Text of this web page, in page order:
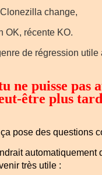
change,
OK, récente KO.
de régression utile
ne puisse pas
être plus
pose des questions
automatiquement
très utile :